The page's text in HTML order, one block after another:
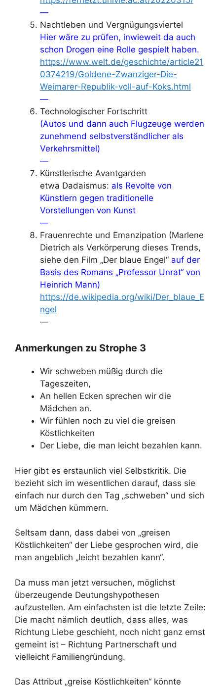
—
Nachtleben und Vergnügungsviertel
Hier wäre zu prüfen, inwieweit da auch
schon Drogen eine Rolle gespielt haben.
https://www.welt.de/geschichte/article21
0374219/Goldene-Zwanziger-Die-
Weimarer-Republik-voll-auf-Koks.html
—
Technologischer Fortschritt
(Autos und dann auch Flugzeuge werden
zunehmend selbstverständlicher als
Verkehrsmittel)
—
Künstlerische Avantgarden
etwa Dadaismus: als Revolte von
Künstlern gegen traditionelle
Vorstellungen von Kunst
—
Frauenrechte und Emanzipation (Marlene
Dietrich als Verkörperung dieses Trends,
siehe den Film „Der blaue Engel“ auf der
Basis des Romans „Professor Unrat“ von
Heinrich Mann)
https://de.wikipedia.org/wiki/Der_blaue_E
ngel
—
Anmerkungen zu Strophe 3
Wir schweben müßig durch die
Tageszeiten,
An hellen Ecken sprechen wir die
Mädchen an.
Wir fühlen noch zu viel die greisen
Köstlichkeiten
Der Liebe, die man leicht bezahlen kann.
Hier gibt es erstaunlich viel Selbstkritik. Die
bezieht sich im wesentlichen darauf, dass sie
einfach nur durch den Tag „schweben“ und sich
um Mädchen kümmern.
Seltsam dann, dass dabei von „greisen
Köstlichkeiten“ der Liebe gesprochen wird, die
man angeblich „leicht bezahlen kann“.
Da muss man jetzt versuchen, möglichst
überzeugende Deutungshypothesen
aufzustellen. Am einfachsten ist die letzte Zeile:
Die macht nämlich deutlich, dass alles, was
Richtung Liebe geschieht, noch nicht ganz ernst
gemeint ist – Richtung Partnerschaft und
vielleicht Familiengründung.
Das Attribut „greise Köstlichkeiten“ könnte